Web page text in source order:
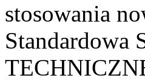
stosowania
Standardowa